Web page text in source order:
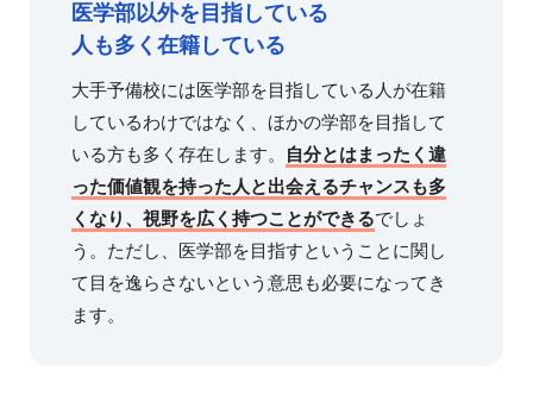
医学部以外を目指している
人も多く在籍している
大手予備校には医学部を目指している人が在籍
しているわけではなく、ほかの学部を目指して
いる方も多く存在します。
自分とはまったく違
った価値観を持った人と出会えるチャンスも多
くなり、視野を広く持つことができるでしょ
う。ただし、医学部を目指すということに関し
て目を逸らさないという意思も必要になってき
ます。